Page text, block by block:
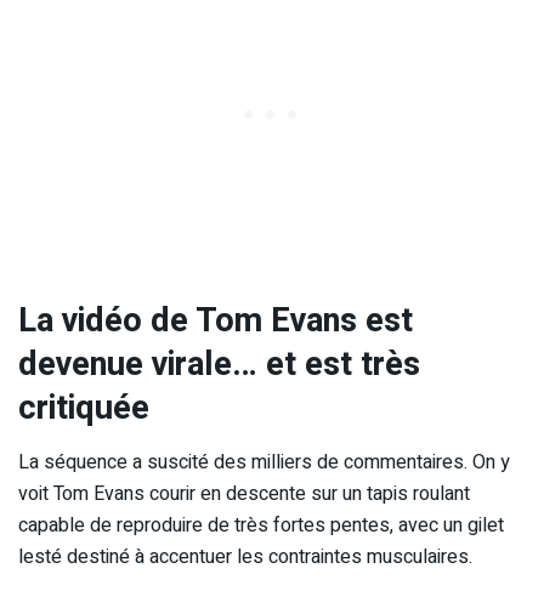
La vidéo de Tom Evans est
devenue virale… et est très
critiquée
La séquence a suscité des milliers de commentaires. On y
voit Tom Evans courir en descente sur un tapis roulant
capable de reproduire de très fortes pentes, avec un gilet
lesté destiné à accentuer les contraintes musculaires.